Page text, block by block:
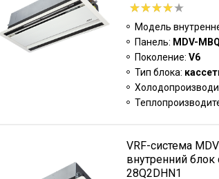
Модель
Панель: MDV-
Поколение: V6
Тип блока:
VRF-система
внутренний
28Q2DHN1